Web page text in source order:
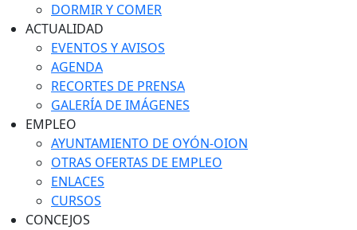
DORMIR Y COMER
ACTUALIDAD
EVENTOS Y AVISOS
AGENDA
RECORTES DE PRENSA
GALERÍA DE IMÁGENES
EMPLEO
AYUNTAMIENTO DE OYÓN-OION
OTRAS OFERTAS DE EMPLEO
ENLACES
CURSOS
CONCEJOS